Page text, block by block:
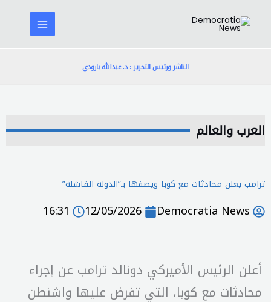
الناشر ورئيس التحرير : د. عبدالله بارودي
العرب والعالم
ترامب يعلن محادثات مع كوبا ويصفها بـ”الدولة الفاشلة”
Democratia News
12/05/2026
16:31
أعلن الرئيس الأميركي دونالد ترامب عن إجراء
محادثات مع كوبا، التي تفرض عليها واشنطن